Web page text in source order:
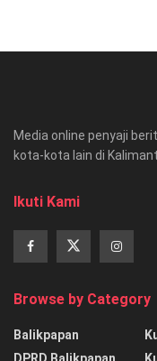
Media online penyaji
kota-kota lain di
Ikuti Kami
Browse by Category
Balikpapan
DPRD Balikpapan